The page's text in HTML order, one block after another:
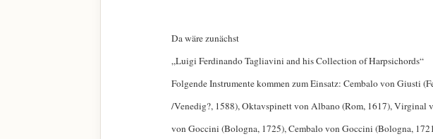
Da wäre zunächst
„Luigi Ferdinando Tagliavini and his Collection of Harpsichords“
Folgende Instrumente kommen zum Einsatz: Cembalo von Giusti
/Venedig?, 1588), Oktavspinett von Albano (Rom, 1617), Virginal
von Goccini (Bologna, 1725), Cembalo von Goccini (Bologna,